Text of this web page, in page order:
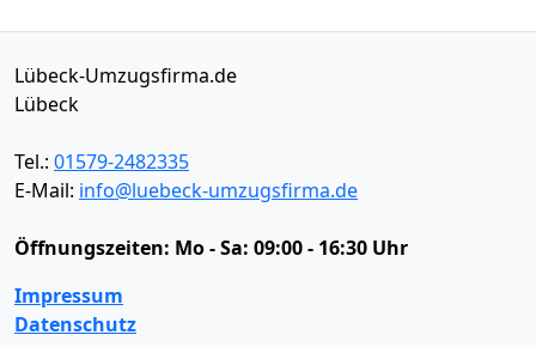
Lübeck-Umzugsfirma.de
Lübeck
Tel.: 01579-2482335
E-Mail: info@luebeck-umzugsfirma.de
Öffnungszeiten: Mo - Sa: 09:00 - 16:30 Uhr
Impressum
Datenschutz